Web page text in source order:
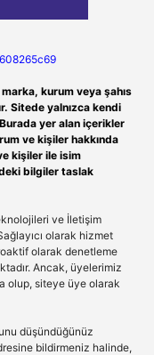
kurum veya şahıs
Sitede yalnızca kendi
Burada yer alan içerikler
ve kişiler hakkında
kişiler ile isim
bilgiler taslak
ve İletişim
olarak hizmet
olarak denetleme
Ancak, üyelerimiz
olup, siteye üye olarak
düşündüğünüz
bildirmeniz halinde,